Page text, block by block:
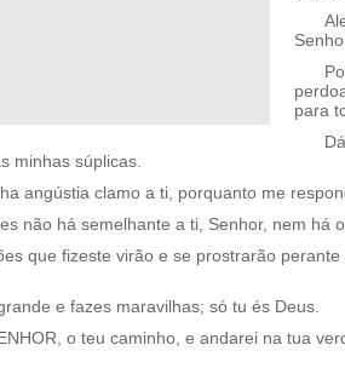
para
minhas súplicas.
angústia clamo a ti, porquanto me
não há semelhante a ti, Senhor, nem há
que fizeste virão e se prostrarão
e fazes maravilhas; só tu és Deus.
o teu caminho, e andarei na tua